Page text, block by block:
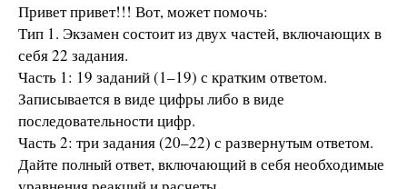
Привет привет!!! Вот, может помочь:
Тип 1. Экзамен состоит из двух частей, включающих в
себя 22 задания.
Часть 1: 19 заданий (1–19) с кратким ответом.
Записывается в виде цифры либо в виде
последовательности цифр.
Часть 2: три задания (20–22) с развернутым ответом.
Дайте полный ответ, включающий в себя необходимые